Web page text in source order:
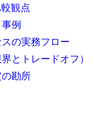
観点
例
の実務フロー
とトレードオフ）
勘所